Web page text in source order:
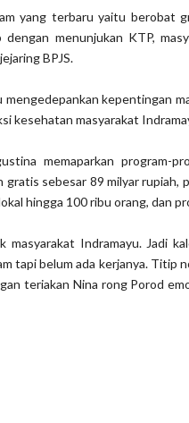
yang terbaru yaitu berobat
menunjukan KTP,
BPJS.
mengedepankan kepentingan
kesehatan masyarakat
memaparkan program-
gratis sebesar 89 milyar rupiah,
hingga 100 ribu orang, dan
masyarakat Indramayu. Jadi
tapi belum ada kerjanya. Titip
teriakan Nina rong Porod